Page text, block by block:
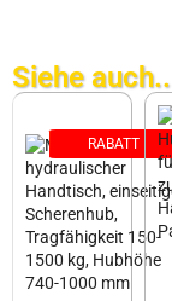
Siehe
RABATT